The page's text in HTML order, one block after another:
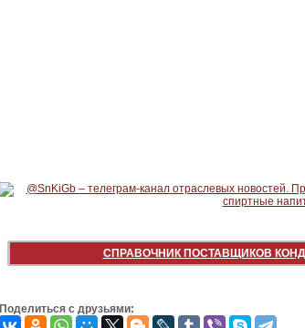
СПРАВОЧНИК ПОСТАВЩИКОВ
Поделиться с друзьями: